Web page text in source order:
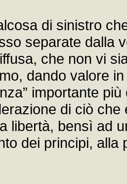
di sinistro
separate dalla
che non vi
dando valore
importante
di ciò
libertà, bensì ad
dei principi, alla